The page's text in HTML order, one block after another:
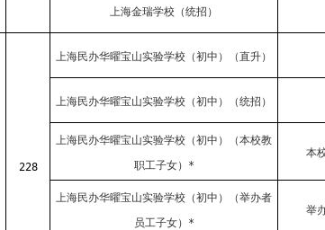
上海金瑞学校（统招）
228
上海民办华曜宝山实验学校（初中）（直升）
上海民办华曜宝山实验学校（初中）（统招）
上海民办华曜宝山实验学校（初中）（本校教
职工子女）*
本
上海民办华曜宝山实验学校（初中）（举办者
员工子女）*
举